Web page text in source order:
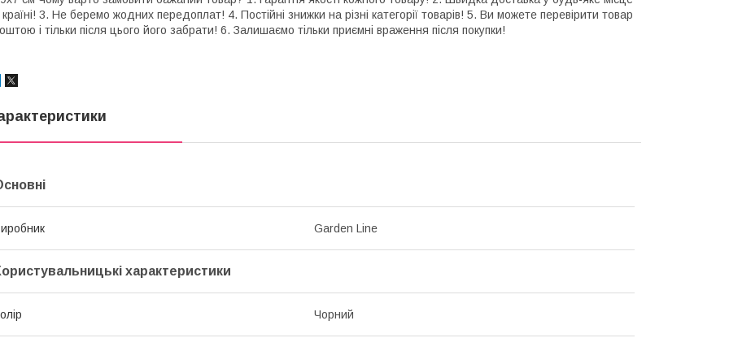
країні! 3. Не беремо жодних передоплат! 4. Постійні знижки на різні категорії товарів! 5. Ви можете перевірити товар
і тільки після цього його забрати! 6. Залишаємо тільки приємні враження після покупки!
Garden Line
характеристики
Чорний